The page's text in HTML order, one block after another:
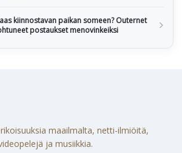
kiinnostavan paikan someen? Outernet
postaukset menovinkeiksi
maailmalta, netti-ilmiöitä,
ja musiikkia.